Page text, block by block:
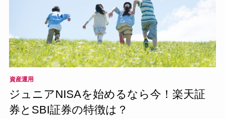
資産運用
ジュニアNISAを始めるなら今！楽天証
券とSBI証券の特徴は？